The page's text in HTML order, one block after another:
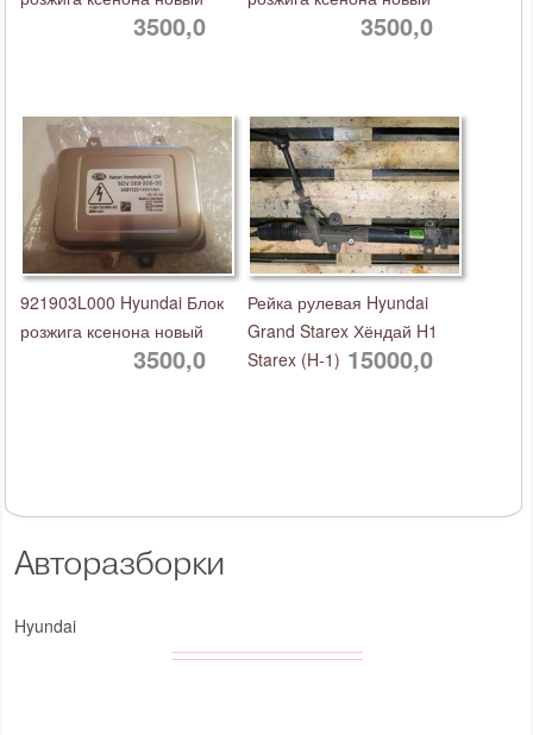
Авторазборки
Hyundai
3500,0 3500,0
921903L000 Hyundai Блок
розжига ксенона новый
3500,0
Рейка рулевая Hyundai
Grand Starex Хёндай H1
Starex (H-1) 15000,0